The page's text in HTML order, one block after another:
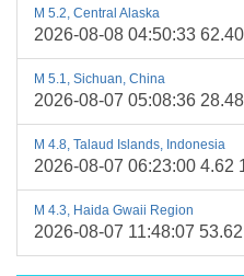
M 5.2, Central Alaska
2026-08-08 04:50:33
M 5.1, Sichuan, China
2026-08-07 05:08:36
M 4.8, Talaud Islands, Indonesia
2026-08-07 06:23:00 4.62
M 4.3, Haida Gwaii Region
2026-08-07 11:48:07